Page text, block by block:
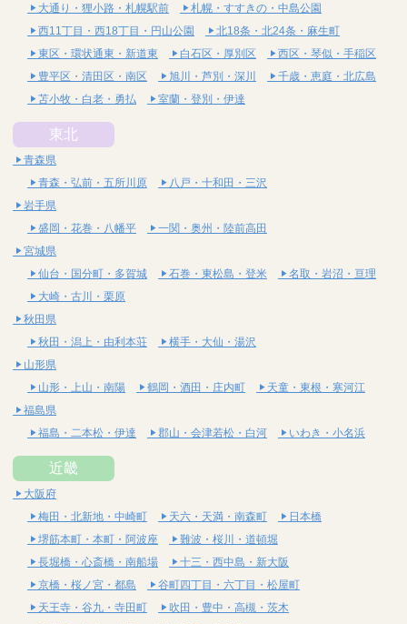
大通り・狸小路・札幌駅前
札幌・すすきの・中島公園
西11丁目・西18丁目・円山公園
北18条・北24条・麻生町
東区・環状通東・新道東
白石区・厚別区
西区・琴似・手稲区
豊平区・清田区・南区
旭川・芦別・深川
千歳・恵庭・北広島
苫小牧・白老・勇払
室蘭・登別・伊達
東北
青森県
青森・弘前・五所川原
八戸・十和田・三沢
岩手県
盛岡・花巻・八幡平
一関・奥州・陸前高田
宮城県
仙台・国分町・多賀城
石巻・東松島・登米
名取・岩沼・亘理
大崎・古川・栗原
秋田県
秋田・潟上・由利本荘
横手・大仙・湯沢
山形県
山形・上山・南陽
鶴岡・酒田・庄内町
天童・東根・寒河江
福島県
福島・二本松・伊達
郡山・会津若松・白河 いわき・小名浜
近畿
大阪府
梅田・北新地・中崎町
天六・天満・南森町
日本橋
堺筋本町・本町・阿波座
難波・桜川・道頓堀
長堀橋・心斎橋・南船場
十三・西中島・新大阪
京橋・桜ノ宮・都島
谷町四丁目・六丁目・松屋町
天王寺・谷九・寺田町
吹田・豊中・高槻・茨木